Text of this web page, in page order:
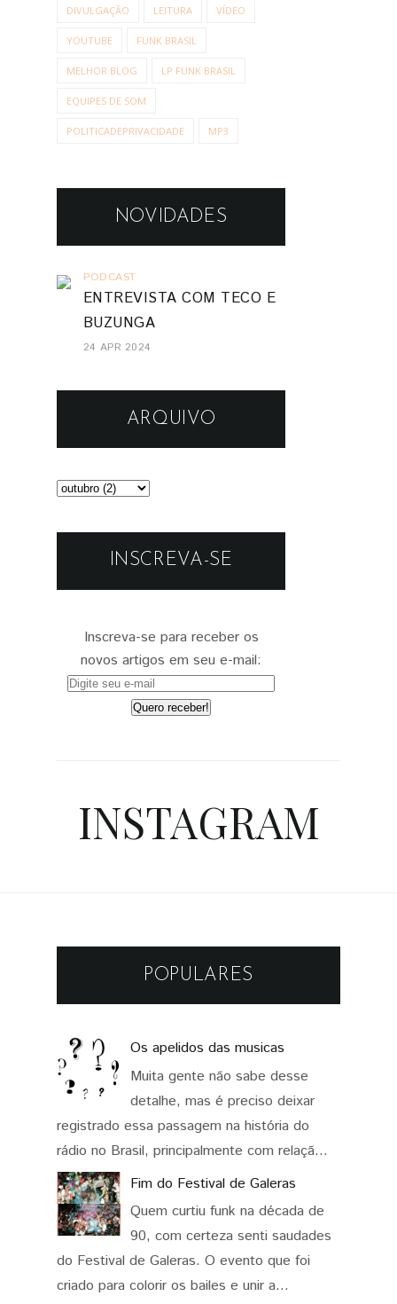
DIVULGAÇÃO LEITURA VÍDEO
YOUTUBE FUNK BRASIL
MELHOR BLOG LP FUNK BRASIL
EQUIPES DE SOM
POLITICADEPRIVACIDADE MP3
NOVIDADES
PODCAST
ENTREVISTA COM TECO E
BUZUNGA
24 APR 2024
ARQUIVO
INSCREVA-SE
Inscreva-se para receber os
novos artigos em seu e-mail:
INSTAGRAM
POPULARES
Os apelidos das musicas
Muita gente não sabe desse
detalhe, mas é preciso deixar
registrado essa passagem na história do
rádio no Brasil, principalmente com relaçã...
Fim do Festival de Galeras
Quem curtiu funk na década de
90, com certeza senti saudades
do Festival de Galeras. O evento que foi
criado para colorir os bailes e unir a...